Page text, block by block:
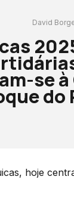
David
se à
do
hoje